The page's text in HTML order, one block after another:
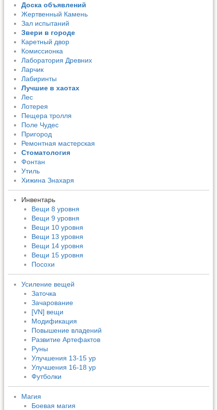
Доска объявлений
Жертвенный Камень
Зал испытаний
Звери в городе
Каретный двор
Комиссионка
Лаборатория Древних
Ларчик
Лабиринты
Лучшие в хаотах
Лес
Лотерея
Пещера тролля
Поле Чудес
Пригород
Ремонтная мастерская
Стоматология
Фонтан
Утиль
Хижина Знахаря
Инвентарь
Вещи 8 уровня
Вещи 9 уровня
Вещи 10 уровня
Вещи 13 уровня
Вещи 14 уровня
Вещи 15 уровня
Посохи
Усиление вещей
Заточка
Зачарование
[VN] вещи
Модификация
Повышение владений
Развитие Артефактов
Руны
Улучшения 13-15 ур
Улучшения 16-18 ур
Футболки
Магия
Боевая магия